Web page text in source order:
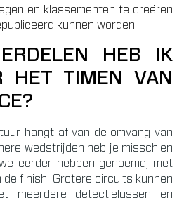
en klassementen te creëren
kunnen worden.
HEB IK
HET TIMEN VAN
hangt af van de omvang van
wedstrijden heb je misschien
eerder hebben genoemd, met
de finish. Grotere circuits kunnen
meerdere detectielussen en